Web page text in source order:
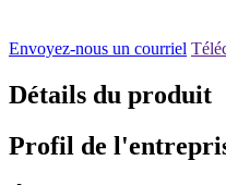
Envoyez-nous un courriel
Détails du produit
Profil de